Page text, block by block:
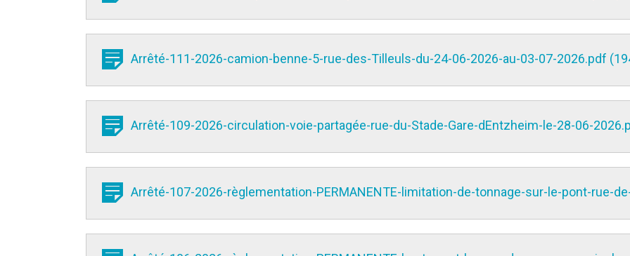
Arrêté-111-2026-camion-benne-5-rue-des-Tilleuls-du-24-06-2026-au-03-07-2026.pdf
Arrêté-109-2026-circulation-voie-partagée-rue-du-Stade-Gare-dEntzheim-le-28-06-
Arrêté-107-2026-règlementation-PERMANENTE-limitation-de-tonnage-sur-le-pont-rue-